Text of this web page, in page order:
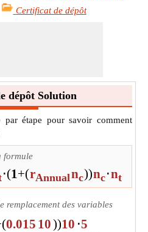
Certificat de dépôt
dépôt Solution
par étape pour savoir comment
formule
⋅(1+(rAnnualnc))nc⋅nt
remplacement des variables
(0.015 10))10 ⋅5